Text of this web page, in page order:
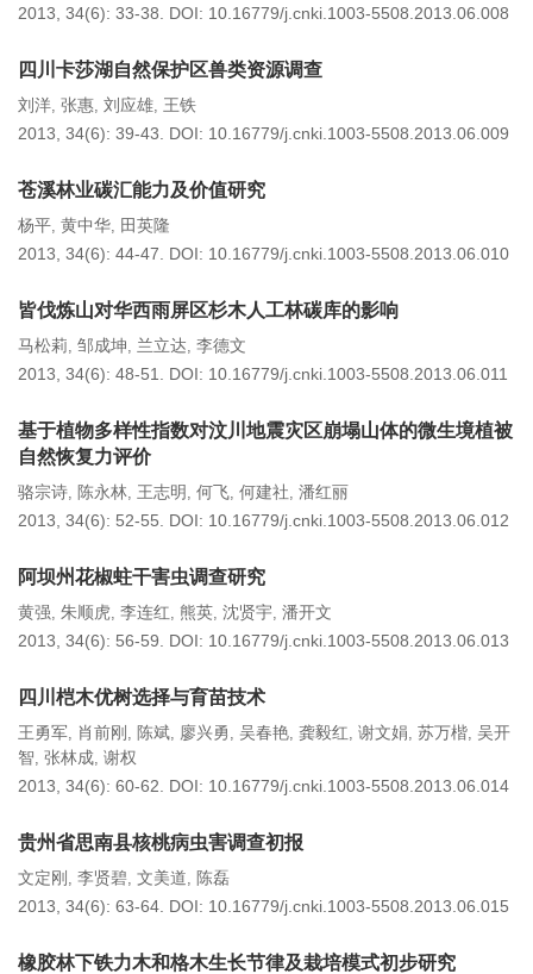
2013, 34(6): 33-38.
DOI: 10.16779/j.cnki.1003-5508.2013.06.008
四川卡莎湖自然保护区兽类资源调查
刘洋, 张惠, 刘应雄, 王铁
2013, 34(6): 39-43.
DOI: 10.16779/j.cnki.1003-5508.2013.06.009
苍溪林业碳汇能力及价值研究
杨平, 黄中华, 田英隆
2013, 34(6): 44-47.
DOI: 10.16779/j.cnki.1003-5508.2013.06.010
皆伐炼山对华西雨屏区杉木人工林碳库的影响
马松莉, 邹成坤, 兰立达, 李德文
2013, 34(6): 48-51.
DOI: 10.16779/j.cnki.1003-5508.2013.06.011
基于植物多样性指数对汶川地震灾区崩塌山体的微生境植被
自然恢复力评价
骆宗诗, 陈永林, 王志明 , 何飞, 何建社, 潘红丽
2013, 34(6): 52-55.
DOI: 10.16779/j.cnki.1003-5508.2013.06.012
阿坝州花椒蛀干害虫调查研究
黄强, 朱顺虎, 李连红, 熊英, 沈贤宇, 潘开文
2013, 34(6): 56-59.
DOI: 10.16779/j.cnki.1003-5508.2013.06.013
四川桤木优树选择与育苗技术
王勇军, 肖前刚 , 陈斌, 廖兴勇 , 吴春艳, 龚毅红, 谢文娟, 苏万楷, 吴开
智, 张林成, 谢权
2013, 34(6): 60-62.
DOI: 10.16779/j.cnki.1003-5508.2013.06.014
贵州省思南县核桃病虫害调查初报
文定刚 , 李贤碧, 文美道, 陈磊
2013, 34(6): 63-64. DOI: 10.16779/j.cnki.1003-5508.2013.06.015
橡胶林下铁力木和格木生长节律及栽培模式初步研究